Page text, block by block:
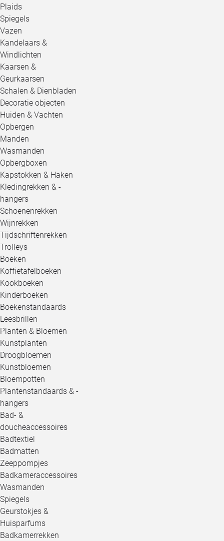
Plaids
Spiegels
Vazen
Kandelaars &
Windlichten
Kaarsen &
Geurkaarsen
Schalen & Dienbladen
Decoratie objecten
Huiden & Vachten
Opbergen
Manden
Wasmanden
Opbergboxen
Kapstokken & Haken
Kledingrekken & -
hangers
Schoenenrekken
Wijnrekken
Tijdschriftenrekken
Trolleys
Boeken
Koffietafelboeken
Kookboeken
Kinderboeken
Boekenstandaards
Leesbrillen
Planten & Bloemen
Kunstplanten
Droogbloemen
Kunstbloemen
Bloempotten
Plantenstandaards & -
hangers
Bad- &
doucheaccessoires
Badtextiel
Badmatten
Zeeppompjes
Badkameraccessoires
Wasmanden
Spiegels
Geurstokjes &
Huisparfums
Badkamerrekken